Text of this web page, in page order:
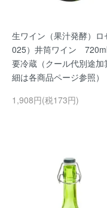
生ワイン（果汁発酵）ロ
025）井筒ワイン
要冷蔵（クール代別途加
細は各商品ページ参照）
1,908円(税173円)